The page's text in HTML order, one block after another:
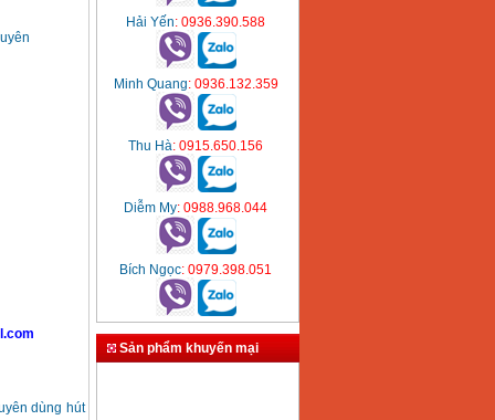
dùng hút
Hải Yến: 0936.390.588
Minh Quang: 0936.132.359
Thu Hà: 0915.650.156
Diễm My: 0988.968.044
Bích Ngọc: 0979.398.051
Sản phẩm khuyến mại